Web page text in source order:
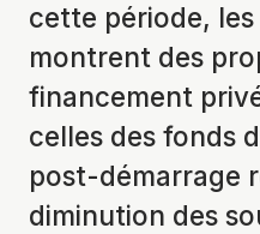
cette période, les
montrent des
financement
celles des fonds
post-démarrage
diminution des